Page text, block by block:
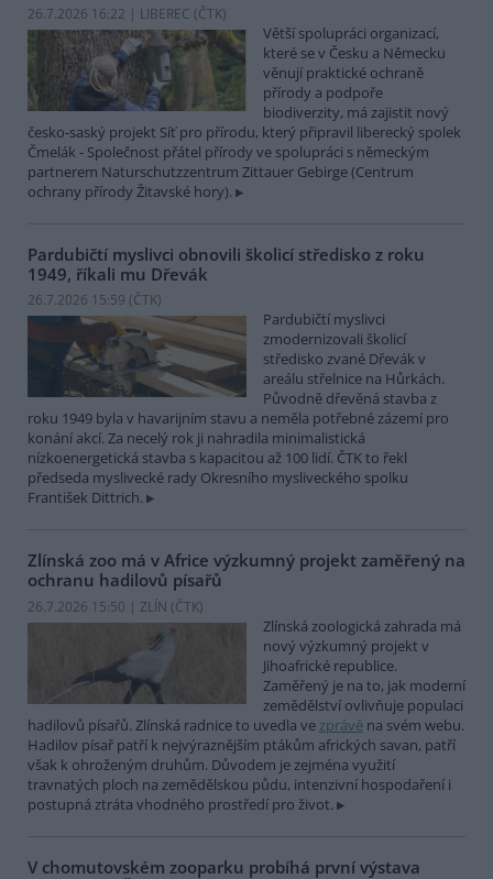
26.7.2026 16:22 | LIBEREC (ČTK)
Větší spolupráci organizací,
které se v Česku a Německu
věnují praktické ochraně
přírody a podpoře
biodiverzity, má zajistit nový
česko-saský projekt Síť pro přírodu, který připravil liberecký spolek
Čmelák - Společnost přátel přírody ve spolupráci s německým
partnerem Naturschutzzentrum Zittauer Gebirge (Centrum
ochrany přírody Žitavské hory).
Pardubičtí myslivci obnovili školicí středisko z roku
1949, říkali mu Dřevák
26.7.2026 15:59 (ČTK)
Pardubičtí myslivci
zmodernizovali školicí
středisko zvané Dřevák v
areálu střelnice na Hůrkách.
Původně dřevěná stavba z
roku 1949 byla v havarijním stavu a neměla potřebné zázemí pro
konání akcí. Za necelý rok ji nahradila minimalistická
nízkoenergetická stavba s kapacitou až 100 lidí. ČTK to řekl
předseda myslivecké rady Okresního mysliveckého spolku
František Dittrich.
Zlínská zoo má v Africe výzkumný projekt zaměřený na
ochranu hadilovů písařů
26.7.2026 15:50 | ZLÍN (ČTK)
Zlínská zoologická zahrada má
nový výzkumný projekt v
Jihoafrické republice.
Zaměřený je na to, jak moderní
zemědělství ovlivňuje populaci
hadilovů písařů. Zlínská radnice to uvedla vezprávě na svém webu.
Hadilov písař patří k nejvýraznějším ptákům afrických savan, patří
však k ohroženým druhům. Důvodem je zejména využití
travnatých ploch na zemědělskou půdu, intenzivní hospodaření i
postupná ztráta vhodného prostředí pro život.
V chomutovském zooparku probíhá první výstava